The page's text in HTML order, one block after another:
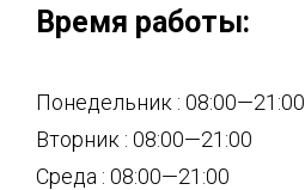
Время работы:
Понедельник : 08:00—21:00
Вторник : 08:00—21:00
Среда : 08:00—21:00